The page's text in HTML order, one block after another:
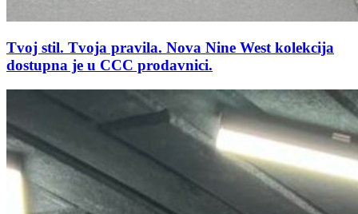
Tvoj stil. Tvoja pravila. Nova Nine West kolekcija
dostupna je u CCC prodavnici.